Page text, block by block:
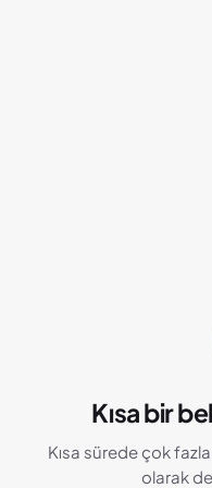
Kısa bir
Kısa sürede çok
olarak